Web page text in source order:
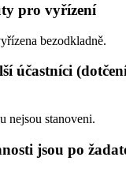
pro vyřízení
bezodkladně.
účastníci
nejsou stanoveni.
jsou po